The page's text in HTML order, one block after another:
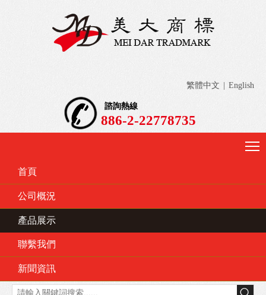
繁體中文 English
諮詢熱線
886-2-22778735
首頁
公司概況
產品展示
聯繫我們
新聞資訊